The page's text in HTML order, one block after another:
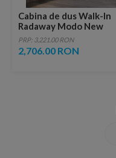
Cabina de dus Walk-In
Radaway Modo New
Brushed Copper II
125x200 cm profil cupru
periat
PRP: 3,221.00 RON
2,706.00 RON